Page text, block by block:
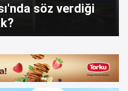
söz verdiği